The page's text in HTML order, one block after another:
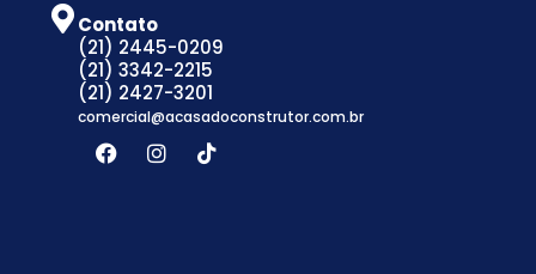
Contato
(21) 2445-0209
(21) 3342-2215
(21) 2427-3201
comercial@acasadoconstrutor.com.br